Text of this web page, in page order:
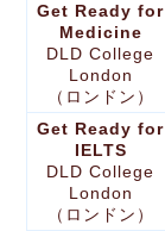
Get Ready for
Medicine
DLD College
London
（ロンドン）
Get Ready for
IELTS
DLD College
London
（ロンドン）